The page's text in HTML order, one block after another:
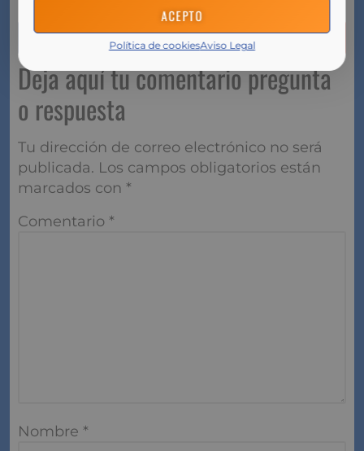
ACEPTO
Política de cookiesAviso Legal
Deja aquí tu comentario pregunta
o respuesta
Tu dirección de correo electrónico no será
publicada. Los campos obligatorios están
marcados con *
Comentario *
Nombre *